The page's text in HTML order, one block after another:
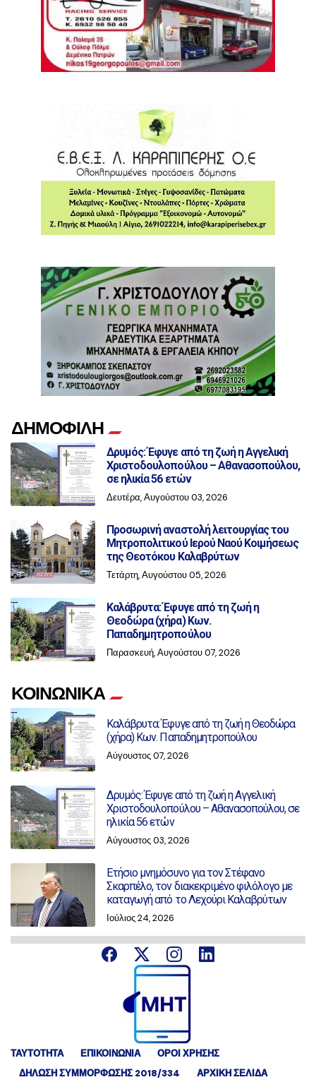
ΔΗΜΟΦΙΛΗ
Δρυμός: Έφυγε από τη ζωή η Αγγελική
Χριστοδουλοπούλου – Αθανασοπούλου,
σε ηλικία 56 ετών
Δευτέρα, Αυγούστου 03, 2026
Προσωρινή αναστολή λειτουργίας του
Μητροπολιτικού Ιερού Ναού Κοιμήσεως
της Θεοτόκου Καλαβρύτων
Τετάρτη, Αυγούστου 05, 2026
Καλάβρυτα: Έφυγε από τη ζωή η
Θεοδώρα (χήρα) Κων.
Παπαδημητροπούλου
Παρασκευή, Αυγούστου 07, 2026
ΚΟΙΝΩΝΙΚΑ
Καλάβρυτα: Έφυγε από τη ζωή η Θεοδώρα
(χήρα) Κων. Παπαδημητροπούλου
Αύγουστος 07, 2026
Δρυμός: Έφυγε από τη ζωή η Αγγελική
Χριστοδουλοπούλου – Αθανασοπούλου, σε
ηλικία 56 ετών
Αύγουστος 03, 2026
Ετήσιο μνημόσυνο για τον Στέφανο
Σκαρπέλο, τον διακεκριμένο φιλόλογο με
καταγωγή από το Λεχούρι Καλαβρύτων
Ιούλιος 24, 2026
ΤΑΥΤΟΤΗΤΑ ΕΠΙΚΟΙΝΩΝΙΑ
ΟΡΟΙ ΧΡΗΣΗΣ
ΔΉΛΩΣΗ ΣΥΜΜΌΡΦΩΣΗΣ 2018/334
ΑΡΧΙΚΗ ΣΕΛΙΔΑ